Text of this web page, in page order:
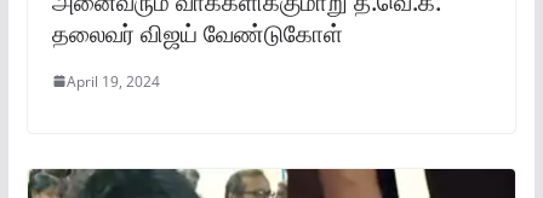
தலைவர் விஜய் வேண்டுகோள்
April 19, 2024